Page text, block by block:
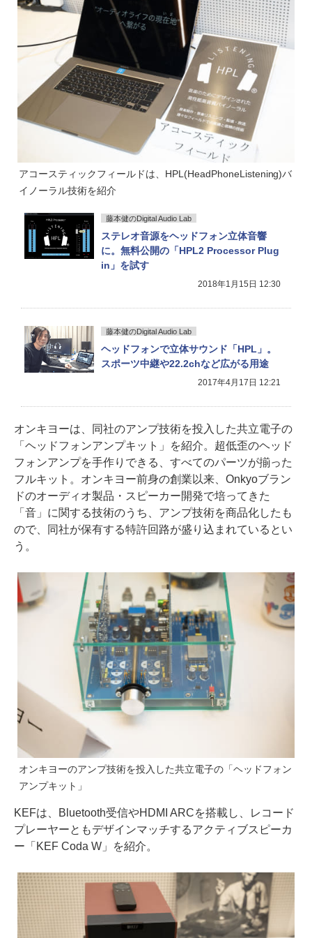
アコースティックフィールドは、HPL(HeadPhoneListening)バ
イノーラル技術を紹介
藤本健のDigital Audio Lab
ステレオ音源をヘッドフォン立体音響
に。無料公開の「HPL2 Processor Plug
in」を試す
2018年1月15日 12:30
藤本健のDigital Audio Lab
ヘッドフォンで立体サウンド「HPL」。
スポーツ中継や22.2chなど広がる用途
2017年4月17日 12:21
オンキヨーは、同社のアンプ技術を投入した共立電子の
「ヘッドフォンアンプキット」を紹介。超低歪のヘッド
フォンアンプを手作りできる、すべてのパーツが揃った
フルキット。オンキヨー前身の創業以来、Onkyoブラン
ドのオーディオ製品・スピーカー開発で培ってきた
「音」に関する技術のうち、アンプ技術を商品化したも
ので、同社が保有する特許回路が盛り込まれているとい
う。
オンキヨーのアンプ技術を投入した共立電子の「ヘッドフォン
アンプキット」
KEFは、Bluetooth受信やHDMI ARCを搭載し、レコード
プレーヤーともデザインマッチするアクティブスピーカ
ー「KEF Coda W」を紹介。